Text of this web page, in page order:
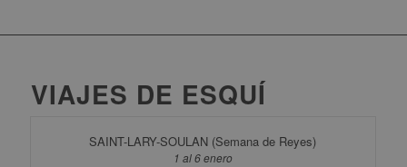
VIAJES DE ESQUÍ
SAINT-LARY-SOULAN (Semana de Reyes)
1 al 6 enero